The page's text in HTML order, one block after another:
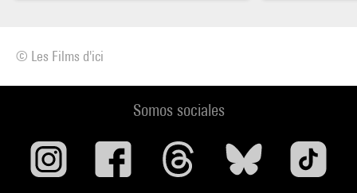
© Les Films d'ici
Somos sociales